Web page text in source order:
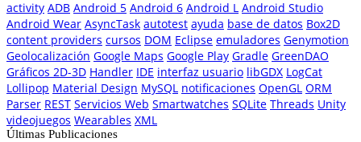
activity ADB Android 5 Android 6 Android L Android Studio
Android Wear AsyncTask autotest ayuda base de datos Box2D
content providers cursos DOM Eclipse emuladores Genymotion
Geolocalización Google Maps Google Play Gradle GreenDAO
Gráficos 2D-3D Handler IDE interfaz usuario libGDX LogCat
Lollipop Material Design MySQL notificaciones OpenGL ORM
Parser REST Servicios Web Smartwatches SQLite Threads Unity
videojuegos Wearables XML
Últimas Publicaciones